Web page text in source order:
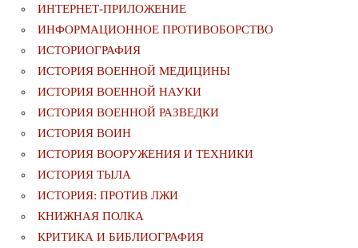
ИНТЕРНЕТ-ПРИЛОЖЕНИЕ
ИНФОРМАЦИОННОЕ ПРОТИВОБОРСТВО
ИСТОРИОГРАФИЯ
ИСТОРИЯ ВОЕННОЙ МЕДИЦИНЫ
ИСТОРИЯ ВОЕННОЙ НАУКИ
ИСТОРИЯ ВОЕННОЙ РАЗВЕДКИ
ИСТОРИЯ ВОИН
ИСТОРИЯ ВООРУЖЕНИЯ И ТЕХНИКИ
ИСТОРИЯ ТЫЛА
ИСТОРИЯ: ПРОТИВ ЛЖИ
КНИЖНАЯ ПОЛКА
КРИТИКА И БИБЛИОГРАФИЯ